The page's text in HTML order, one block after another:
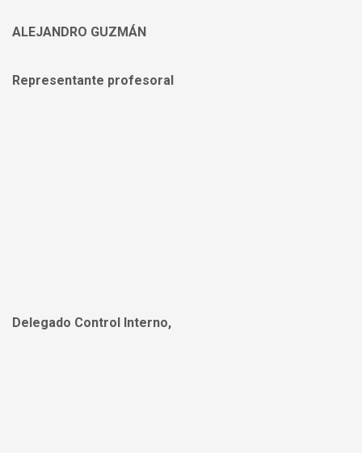
ALEJANDRO GUZMÁN
Representante profesoral
Delegado Control Interno,